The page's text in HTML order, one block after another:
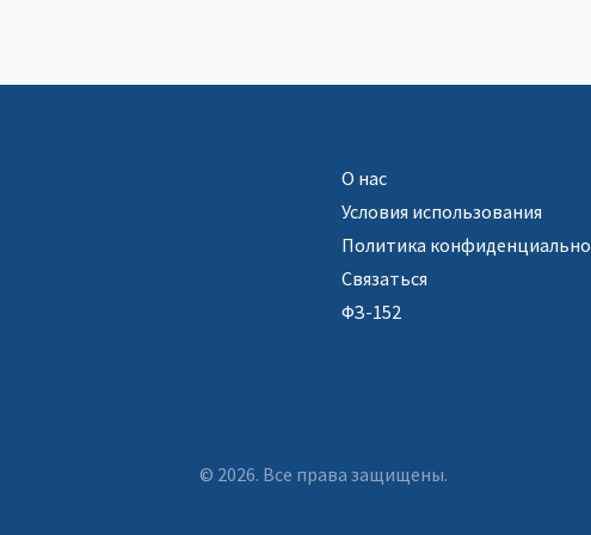
О нас
Условия использования
Политика
Связаться
ФЗ-152
© 2026. Все права защищены.